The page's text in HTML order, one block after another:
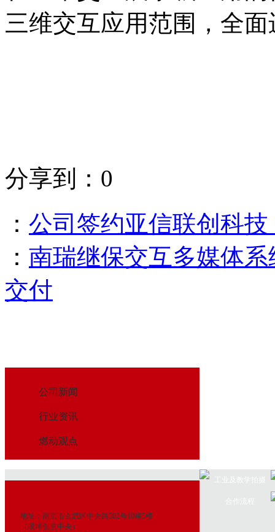
三维交互应用范围，全
分享到： 0
： 公司签约亚信联创科
： 南瑞继保交互多媒体
交付
公司新闻
行业资讯
燃动观点
地址：南京市玄武区中央路302号10幢5楼
（垠坤创意中央）
工业及教学拍摄